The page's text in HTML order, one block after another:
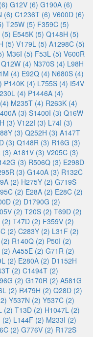
G12V (6) G190A (6)
(6) C1236T (6) V600D (6)
T25W (5) F359C (5)
(5) E545K (5) Q148H (5)
(5) V179L (5) A1298C (5)
M36I (5) F53L (5) V600R
Q12W (4) N370S (4) L98H
(4) E92Q (4) N680S (4)
P140K (4) L755S (4) I54V
(4) P1446A (4)
M235T (4) R263K (4)
(3) S1400I (3) Q16W
(3) V122I (3) L74I (3)
(3) Q252H (3) A147T
(3) Q148R (3) R16G (3)
(3) A181V (3) V205C (3)
(3) R506Q (3) E298D
(3) G140A (3) R132C
(2) H275Y (2) G719S
(2) E28A (2) E28C (2)
(2) D1790G (2)
(2) T20S (2) T69D (2)
(2) T47D (2) F359V (2)
(2) C283Y (2) L31F (2)
R140Q (2) P50I (2)
A455E (2) G71R (2)
(2) E280A (2) D1152H
(2) C1494T (2)
(2) G170R (2) A581G
(2) R479H (2) Q28D (2)
Y537N (2) Y537C (2)
(2) T13D (2) H1047L (2)
(2) L144F (2) M233I (2)
(2) G776V (2) R172S